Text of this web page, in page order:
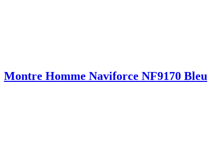
Montre Homme Naviforce NF9170 Bleu